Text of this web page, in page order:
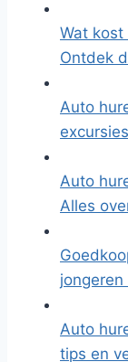
Wat kost
Ontdek
Auto
Auto
Alles
Auto
tips en